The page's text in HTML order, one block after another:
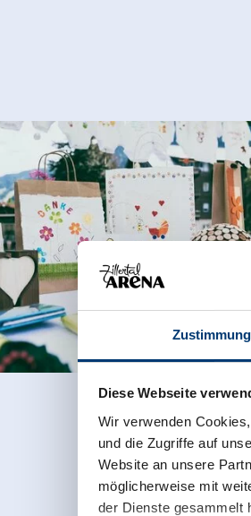
Zustimmung
Diese Webseite
Wir verwenden
und die Zugriffe auf
Website an unsere
möglicherweise mit
der Dienste gesammelt